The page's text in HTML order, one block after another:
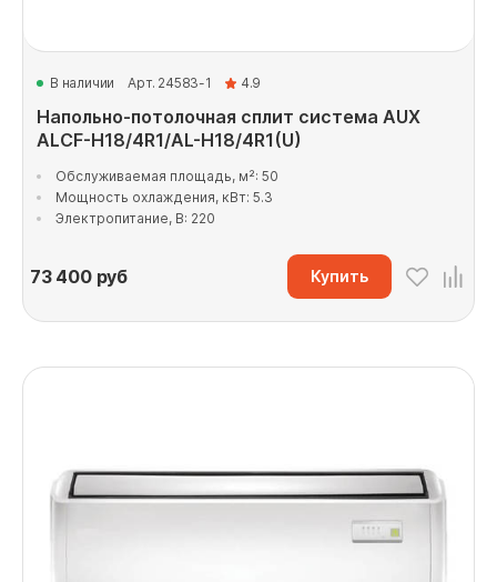
В наличии Арт. 24583-1 4.9
Напольно-потолочная сплит система AUX
ALCF-H18/4R1/AL-H18/4R1(U)
Обслуживаемая площадь, м²: 50
Мощность охлаждения, кВт: 5.3
Электропитание, В: 220
73 400руб Купить